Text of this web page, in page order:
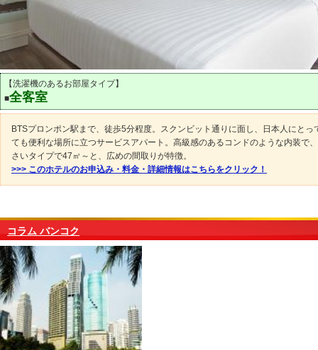
【洗濯機のあるお部屋タイプ】
■全客室
BTSプロンポン駅まで、徒歩5分程度。スクンビット通りに面し、日本人にとっ
ても便利な場所に立つサービスアパート。高級感のあるコンドのような内装で
さいタイプで47㎡～と、広めの間取りが特徴。
>>> このホテルのお申込み・料金・詳細情報はこちらをクリック！
コラム バンコク